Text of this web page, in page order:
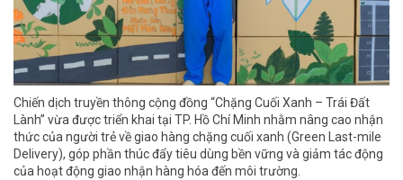
Chiến dịch truyền thông cộng đồng “Chặng Cuối Xanh – Trái Đất
Lành” vừa được triển khai tại TP. Hồ Chí Minh nhằm nâng cao nhận
thức của người trẻ về giao hàng chặng cuối xanh (Green Last-mile
Delivery), góp phần thúc đẩy tiêu dùng bền vững và giảm tác động
của hoạt động giao nhận hàng hóa đến môi trường.